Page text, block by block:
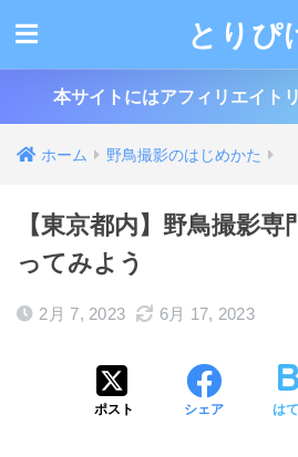
とりぴ
本サイトにはアフィリエイト
ホーム 野鳥撮影のはじめかた
【東京都内】野鳥撮影
ってみよう
2月 7, 2023 6月 17, 2023
ポスト シェア は